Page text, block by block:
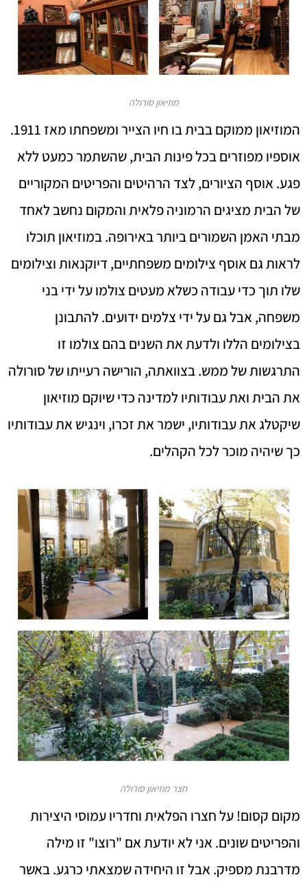
מוזיאון סורולה
המוזיאון ממוקם בבית בו חיו הצייר ומשפחתו מאז 1911.
אוספיו מפוזרים בכל פינות הבית, שהשתמר כמעט ללא
פגע. אוסף הציורים, לצד הרהיטים והפריטים המקוריים
של הבית מציגים הרמוניה פלאית והמקום נחשב לאחד
מבתי האמן השמורים ביותר באירופה. במוזיאון תוכלו
לראות גם אוסף צילומים משפחתיים, דיוקנאות וצילומים
שלו תוך כדי עבודה כשלא מעטים צולמו על ידי בני
משפחה, אבל גם על ידי צלמים ידועים. להתבונן
בצילומים הללו ולדעת את השנים בהם צולמו זו
התרגשות של ממש. בצוואתה, הורישה רעייתו של סורולה
את הבית ואת עבודותיו למדינה כדי שיוקם מוזיאון
שיקטלג את עבודותיו, ישמר את זכרו, וינגיש את עבודותיו
כך שיהיה מוכר לכל הקהלים.
חצר מוזיאון סורולה
מקום קסום! על חצרו הפלאית וחדריו עמוסי היצירות
והפריטים שונים. אני לא יודעת אם "רוצו" זו מילה
מדרבנת מספיק. אבל זו היחידה שמצאתי כרגע. באשר